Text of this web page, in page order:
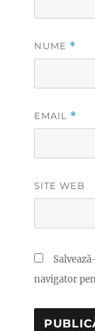
NUME *
EMAIL *
SITE WEB
navigator